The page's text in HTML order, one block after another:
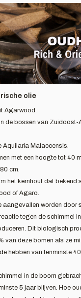
olie
Agarwood.
de bossen van Zuidoost-
Aquilaria Malaccensis.
met een hoogte tot 40
cm.
het kernhout dat bekend
of Agaro.
aangevallen worden door
tegen de schimmel
Dit biologisch
van deze bomen als ze
hebben van tenminste
in de boom
5 jaar blijven. Hoe